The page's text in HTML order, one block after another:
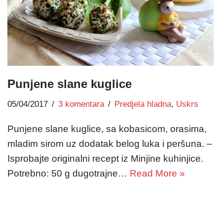
Punjene slane kuglice
05/04/2017 3 komentara Predjela hladna, Uskrs
Punjene slane kuglice, sa kobasicom, orasima,
mladim sirom uz dodatak belog luka i peršuna. –
Isprobajte originalni recept iz Minjine kuhinjice.
Potrebno: 50 g dugotrajne… Read More »